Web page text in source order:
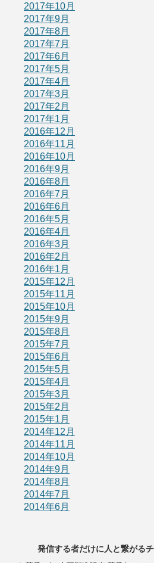
2017年10月
2017年9月
2017年8月
2017年7月
2017年6月
2017年5月
2017年4月
2017年3月
2017年2月
2017年1月
2016年12月
2016年11月
2016年10月
2016年9月
2016年8月
2016年7月
2016年6月
2016年5月
2016年4月
2016年3月
2016年2月
2016年1月
2015年12月
2015年11月
2015年10月
2015年9月
2015年8月
2015年7月
2015年6月
2015年5月
2015年4月
2015年3月
2015年2月
2015年1月
2014年12月
2014年11月
2014年10月
2014年9月
2014年8月
2014年7月
2014年6月
発信する者だけに人と繋がる